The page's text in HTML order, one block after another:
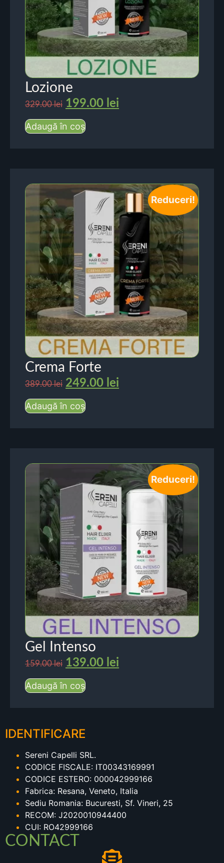
Lozione
329.00lei 199.00 lei
Adaugă în coș
Reduceri!
Crema Forte
389.00lei 249.00 lei
Adaugă în coș
Reduceri!
Gel Intenso
159.00lei 139.00 lei
Adaugă în coș
IDENTIFICARE
Sereni Capelli SRL.
CODICE FISCALE: IT00343169991
CODICE ESTERO: 000042999166
Fabrica: Resana, Veneto, Italia
Sediu Romania: Bucuresti, Sf. Vineri, 25
RECOM: J2020010944400
CUI: RO42999166
CONTACT